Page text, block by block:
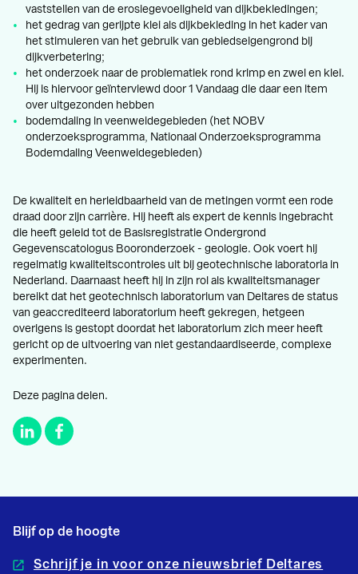
vaststellen van de erosiegevoeligheid van dijkbekledingen;
het gedrag van gerijpte klei als dijkbekleding in het kader van
het stimuleren van het gebruik van gebiedseigengrond bij
dijkverbetering;
het onderzoek naar de problematiek rond krimp en zwel en klei.
Hij is hiervoor geïnterviewd door 1 Vandaag die daar een item
over uitgezonden hebben
bodemdaling in veenweidegebieden (het NOBV
onderzoeksprogramma, Nationaal Onderzoeksprogramma
Bodemdaling Veenweidegebieden)
De kwaliteit en herleidbaarheid van de metingen vormt een rode
draad door zijn carrière. Hij heeft als expert de kennis ingebracht
die heeft geleid tot de Basisregistratie Ondergrond
Gegevenscatologus Booronderzoek - geologie. Ook voert hij
regelmatig kwaliteitscontroles uit bij geotechnische laboratoria in
Nederland. Daarnaast heeft hij in zijn rol als kwaliteitsmanager
bereikt dat het geotechnisch laboratorium van Deltares de status
van geaccrediteerd laboratorium heeft gekregen, hetgeen
overigens is gestopt doordat het laboratorium zich meer heeft
gericht op de uitvoering van niet gestandaardiseerde, complexe
experimenten.
Deze pagina delen.
Blijf op de hoogte
Schrijf je in voor onze nieuwsbrief Deltares